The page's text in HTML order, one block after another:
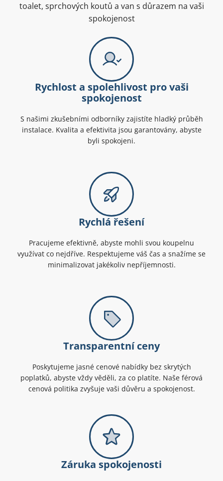
toalet, sprchových koutů a van s důrazem na vaši
spokojenost
Rychlost a spolehlivost pro vaši
spokojenost
S našimi zkušebními odborníky zajistíte hladký průběh
instalace. Kvalita a efektivita jsou garantovány, abyste
byli spokojeni.
Rychlá řešení
Pracujeme efektivně, abyste mohli svou koupelnu
využívat co nejdříve. Respektujeme váš čas a snažíme se
minimalizovat jakékoliv nepříjemnosti.
Transparentní ceny
Poskytujeme jasné cenové nabídky bez skrytých
poplatků, abyste vždy věděli, za co platíte. Naše férová
cenová politika zvyšuje vaši důvěru a spokojenost.
Záruka spokojenosti